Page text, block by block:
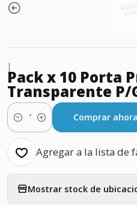
|
Pack x 10 Porta
Transparente P/
Cantidad
Comprar ahora
Agregar a la lista de
Mostrar stock de